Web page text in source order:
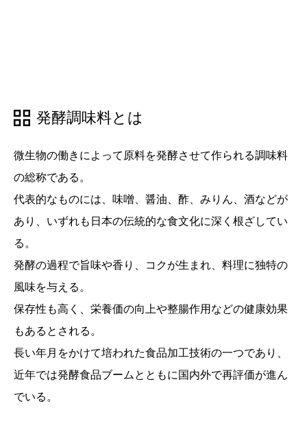
発酵調味料とは
微生物の働きによって原料を発酵させて作られる調味料
の総称である。
代表的なものには、味噌、醤油、酢、みりん、酒などが
あり、いずれも日本の伝統的な食文化に深く根ざしてい
る。
発酵の過程で旨味や香り、コクが生まれ、料理に独特の
風味を与える。
保存性も高く、栄養価の向上や整腸作用などの健康効果
もあるとされる。
長い年月をかけて培われた食品加工技術の一つであり、
近年では発酵食品ブームとともに国内外で再評価が進ん
でいる。